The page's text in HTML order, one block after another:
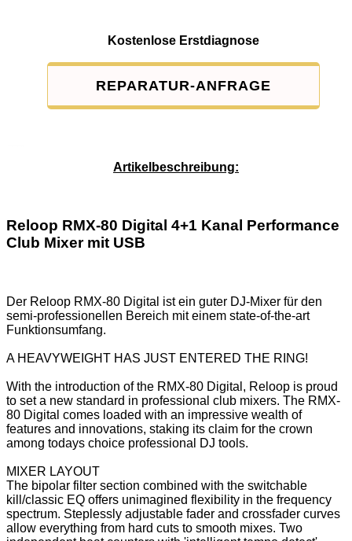
Kostenlose Erstdiagnose
REPARATUR-ANFRAGE
Artikelbeschreibung:
Reloop RMX-80 Digital 4+1 Kanal Performance
Club Mixer mit USB
Der Reloop RMX-80 Digital ist ein guter DJ-Mixer für den
semi-professionellen Bereich mit einem state-of-the-art
Funktionsumfang.
A HEAVYWEIGHT HAS JUST ENTERED THE RING!
With the introduction of the RMX-80 Digital, Reloop is proud
to set a new standard in professional club mixers. The RMX-
80 Digital comes loaded with an impressive wealth of
features and innovations, staking its claim for the crown
among todays choice professional DJ tools.
MIXER LAYOUT
The bipolar filter section combined with the switchable
kill/classic EQ offers unimagined flexibility in the frequency
spectrum. Steplessly adjustable fader and crossfader curves
allow everything from hard cuts to smooth mixes. Two